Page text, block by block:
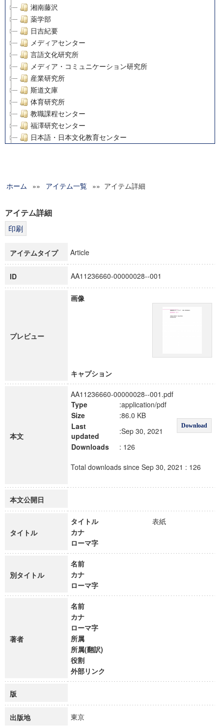
湘南藤沢
薬学部
日吉紀要
メディアセンター
言語文化研究所
メディア・コミュニケーション研究所
産業研究所
斯道文庫
体育研究所
教職課程センター
福澤研究センター
日本語・日本文化教育センター
グローバルリサーチインスティテュート
科学研究費補助金研究成果報告書
博士課程教育リーディングプログラム「超成熟社会発展のサ
ホーム »» アイテム一覧 »» アイテム詳細
アイテム詳細
アイテムタイプ Article
ID AA11236660-00000028--001
プレビュー
画像
キャプション
本文
AA11236660-00000028--001.pdf
Type
:application/pdf
Download
Size
:86.0 KB
Last
updated
:Sep 30, 2021
Downloads
: 126
Total downloads since Sep 30, 2021 : 126
本文公開日
タイトル
タイトル
表紙
カナ
ローマ字
別タイトル
名前
カナ
ローマ字
著者
名前
カナ
ローマ字
所属
所属(翻訳)
役割
外部リンク
版
出版地 東京